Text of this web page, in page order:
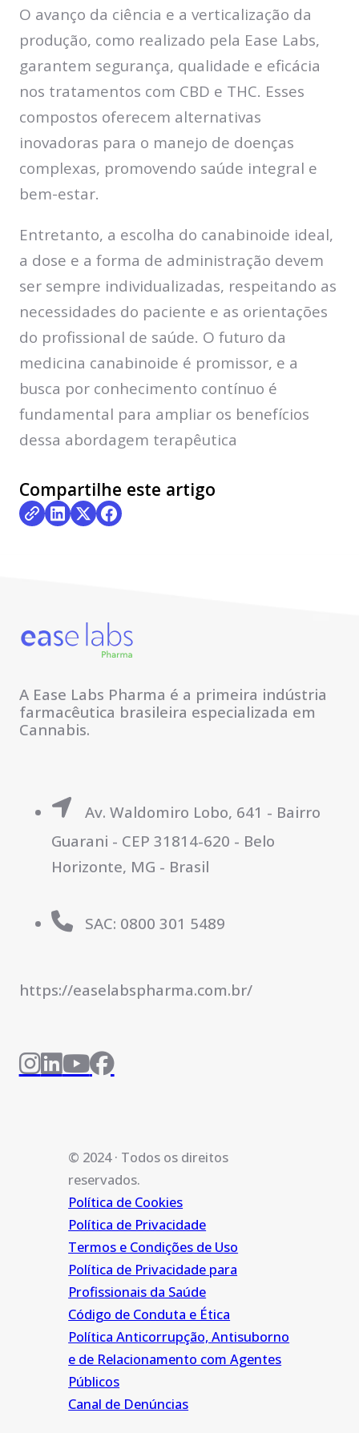
O avanço da ciência e a verticalização da
produção, como realizado pela Ease Labs,
garantem segurança, qualidade e eficácia
nos tratamentos com CBD e THC. Esses
compostos oferecem alternativas
inovadoras para o manejo de doenças
complexas, promovendo saúde integral e
bem-estar.
Entretanto, a escolha do canabinoide ideal,
a dose e a forma de administração devem
ser sempre individualizadas, respeitando as
necessidades do paciente e as orientações
do profissional de saúde. O futuro da
medicina canabinoide é promissor, e a
busca por conhecimento contínuo é
fundamental para ampliar os benefícios
dessa abordagem terapêutica
Compartilhe este artigo
A Ease Labs Pharma é a primeira indústria
farmacêutica brasileira especializada em
Cannabis.
Av. Waldomiro Lobo, 641 - Bairro
Guarani - CEP 31814-620 - Belo
Horizonte, MG - Brasil
SAC: 0800 301 5489
https://easelabspharma.com.br/
© 2024 · Todos os direitos
reservados.
Política de Cookies
Política de Privacidade
Termos e Condições de Uso
Política de Privacidade para
Profissionais da Saúde
Código de Conduta e Ética
Política Anticorrupção, Antisuborno
e de Relacionamento com Agentes
Públicos
Canal de Denúncias